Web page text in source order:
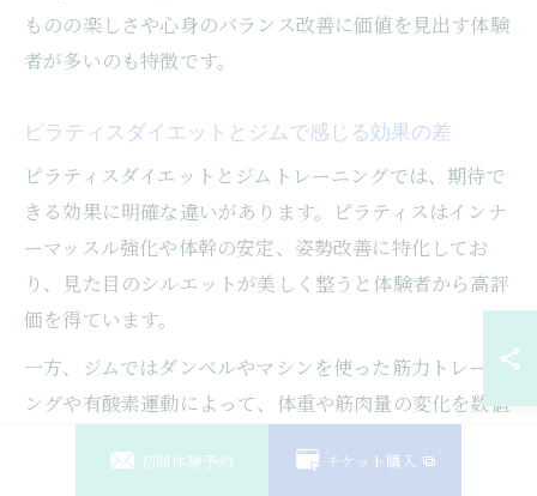
ものの楽しさや心身のバランス改善に価値を見出す体験
者が多いのも特徴です。
ピラティスダイエットとジムで感じる効果の差
ピラティスダイエットとジムトレーニングでは、期待で
きる効果に明確な違いがあります。ピラティスはインナ
ーマッスル強化や体幹の安定、姿勢改善に特化してお
り、見た目のシルエットが美しく整うと体験者から高評
価を得ています。
一方、ジムではダンベルやマシンを使った筋力トレーニ
ングや有酸素運動によって、体重や筋肉量の変化を数値
は姿勢や柔軟性が改善しにくかった」「ピラティスを組
初回体験予約 チケット購入